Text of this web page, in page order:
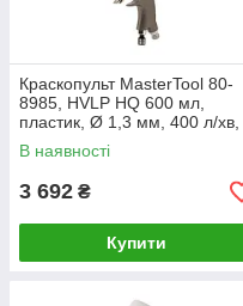
Краскопульт MasterTool 80-
8985, HVLP HQ 600 мл,
пластик, Ø 1,3 мм, 400 л/хв,
2-3 бар
В наявності
3 692 ₴
Купити